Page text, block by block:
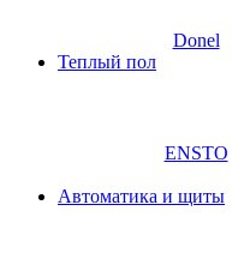
Donel
Теплый пол
ENSTO
Автоматика и щиты